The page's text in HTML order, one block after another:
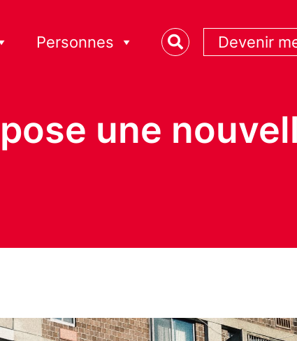
Personnes Devenir
une